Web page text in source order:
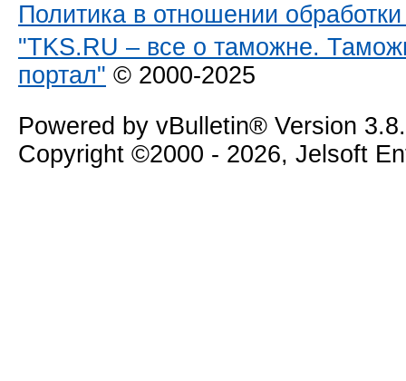
Политика в отношении
"TKS.RU – все о таможне.
портал" © 2000-2025
Powered by vBulletin® Version
Copyright ©2000 - 2026, Jelsoft